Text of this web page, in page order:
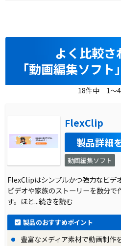
よく比較さ
「動画編集ソフ
18件中 1～
FlexClip
製品詳細
動画編集ソフト
FlexClipはシンプルかつ強力なビデ
ビデオや家族のストーリーを数分
す。ほと...続きを読む
製品のおすすめポイント
豊富なメディア素材で動画制作